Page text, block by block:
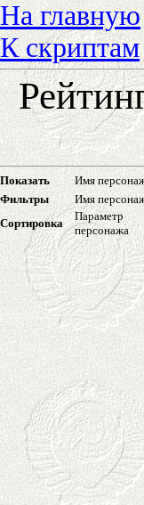
На главную
К скриптам
Показать
Имя
Фильтры
Имя
Сортировка
Параметр
персонажа